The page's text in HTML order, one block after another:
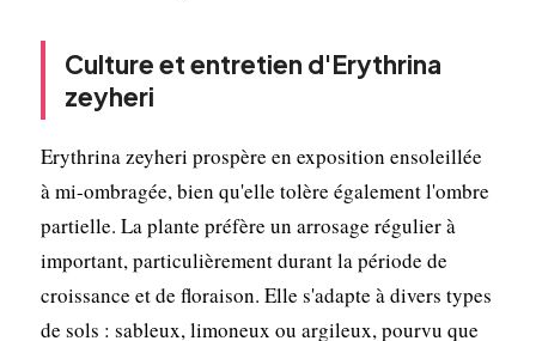
Culture et entretien d'Erythrina
zeyheri
Erythrina zeyheri prospère en exposition ensoleillée
à mi-ombragée, bien qu'elle tolère également l'ombre
partielle. La plante préfère un arrosage régulier à
important, particulièrement durant la période de
croissance et de floraison. Elle s'adapte à divers types
de sols : sableux, limoneux ou argileux, pourvu que